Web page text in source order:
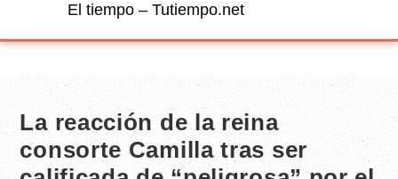
El tiempo – Tutiempo.net
La reacción de la reina
consorte Camilla tras ser